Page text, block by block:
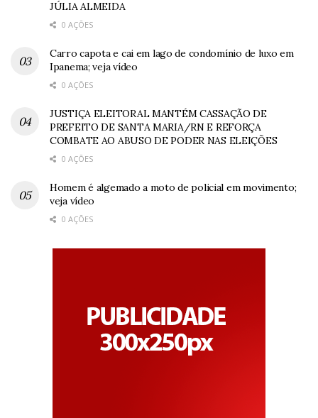
JÚLIA ALMEIDA
0 AÇÕES
Carro capota e cai em lago de condomínio de luxo em
Ipanema; veja vídeo
0 AÇÕES
JUSTIÇA ELEITORAL MANTÉM CASSAÇÃO DE
PREFEITO DE SANTA MARIA/RN E REFORÇA
COMBATE AO ABUSO DE PODER NAS ELEIÇÕES
0 AÇÕES
Homem é algemado a moto de policial em movimento;
veja vídeo
0 AÇÕES